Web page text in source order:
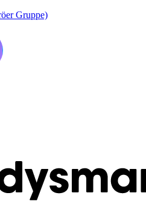
Gruppe)